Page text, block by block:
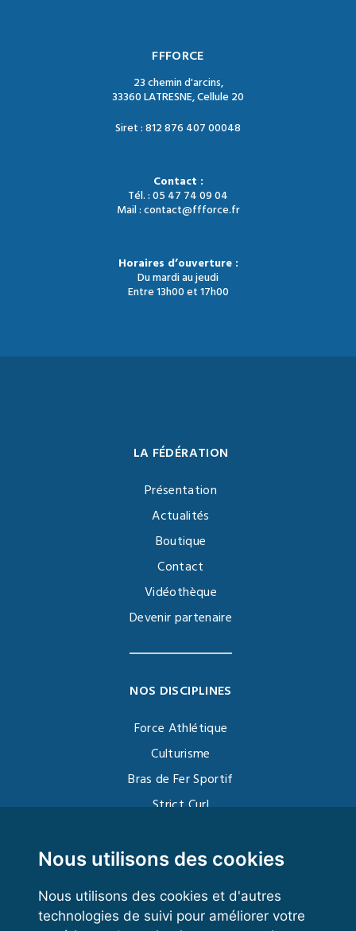
Nous utilisons des cookies
Nous utilisons des cookies et d'autres
technologies de suivi pour améliorer votre
FFFORCE
23 chemin d'arcins,
33360 LATRESNE, Cellule 20
Siret : 812 876 407 00048
Contact :
Tél. : 05 47 74 09 04
Mail : contact@ffforce.fr
Horaires d’ouverture :
Du mardi au jeudi
Entre 13h00 et 17h00
LA FÉDÉRATION
Présentation
Actualités
Boutique
Contact
Vidéothèque
Devenir partenaire
NOS DISCIPLINES
Force Athlétique
Culturisme
Bras de Fer Sportif
Strict Curl
Kettlebell